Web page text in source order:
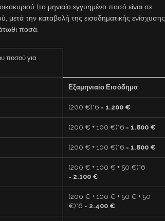
(το μηνιαίο εγγυημένο ποσό είναι σε
μετά την καταβολή της εισοδηματικής ενίσχυσης
ποσά:
ποσού για
Εξαμηνιαίο Εισόδημα
(200 €)*6 = 1.200 €
(200 € + 100 €)*6 = 1.800 €
(200 € + 100 €)*6 = 1.800 €
(200 € + 100 € + 50 €)*6
= 2.100 €
(200 € + 100 € + 50 € + 50
€)*6 = 2.400 €